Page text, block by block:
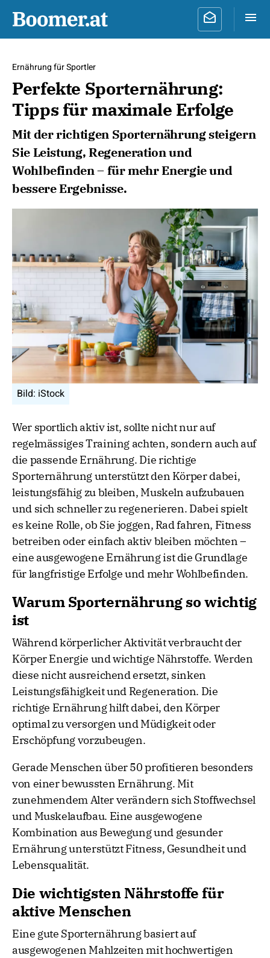
Ernährung für Sportler
Perfekte Sporternährung:
Tipps für maximale Erfolge
Mit der richtigen Sporternährung steigern
Sie Leistung, Regeneration und
Wohlbefinden – für mehr Energie und
bessere Ergebnisse.
Bild: iStock
Wer sportlich aktiv ist, sollte nicht nur auf
regelmässiges Training achten, sondern auch auf
die passende Ernährung. Die richtige
Sporternährung unterstützt den Körper dabei,
leistungsfähig zu bleiben, Muskeln aufzubauen
und sich schneller zu regenerieren. Dabei spielt
es keine Rolle, ob Sie joggen, Rad fahren, Fitness
betreiben oder einfach aktiv bleiben möchten –
eine ausgewogene Ernährung ist die Grundlage
für langfristige Erfolge und mehr Wohlbefinden.
Warum Sporternährung so wichtig
ist
Während körperlicher Aktivität verbraucht der
Körper Energie und wichtige Nährstoffe. Werden
diese nicht ausreichend ersetzt, sinken
Leistungsfähigkeit und Regeneration. Die
richtige Ernährung hilft dabei, den Körper
optimal zu versorgen und Müdigkeit oder
Erschöpfung vorzubeugen.
Gerade Menschen über 50 profitieren besonders
von einer bewussten Ernährung. Mit
zunehmendem Alter verändern sich Stoffwechsel
und Muskelaufbau. Eine ausgewogene
Kombination aus Bewegung und gesunder
Ernährung unterstützt Fitness, Gesundheit und
Lebensqualität.
Die wichtigsten Nährstoffe für
aktive Menschen
Eine gute Sporternährung basiert auf
ausgewogenen Mahlzeiten mit hochwertigen